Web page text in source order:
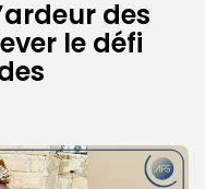
des
le défi